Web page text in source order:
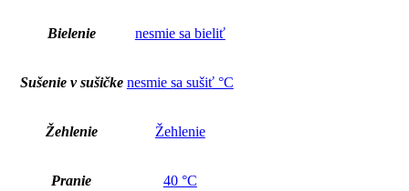
Bielenie nesmie sa bieliť
Sušenie v sušičke nesmie sa sušiť °C
Žehlenie Žehlenie
Pranie 40 °C